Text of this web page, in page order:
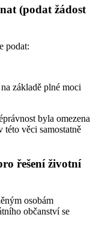
(podat žádost
podat:
základě plné moci
byla omezena
této věci samostatně
řešení životní
osobám
občanství se